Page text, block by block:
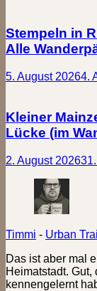
Stempeln in
Alle
5. August 20264.
Kleiner
Lücke (im
2. August 2026
Timmi - Urban
Das ist aber mal
Heimatstadt. Gut,
kennengelernt